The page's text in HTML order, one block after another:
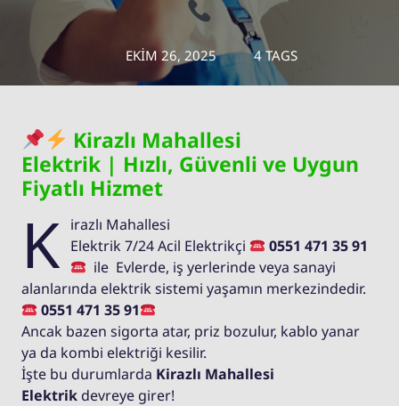
EKIM 26, 2025 4 TAGS
Kirazlı Mahallesi
Elektrik | Hızlı, Güvenli ve Uygun
Fiyatlı Hizmet
K irazlı Mahallesi
Elektrik 7/24 Acil Elektrikçi
0551 471 35 91
ile Evlerde, iş yerlerinde veya sanayi
alanlarında elektrik sistemi yaşamın merkezindedir.
0551 471 35 91
Ancak bazen sigorta atar, priz bozulur, kablo yanar
ya da kombi elektriği kesilir.
İşte bu durumlarda Kirazlı Mahallesi
Elektrik devreye girer!